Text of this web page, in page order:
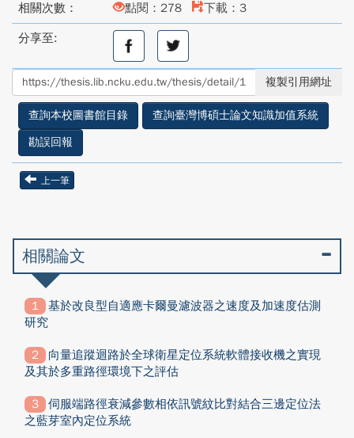
相關次數： 點閱：278 下載：3
分享至:
分
至
facebook
分
享
至
twitter
複製引用網址
查詢本校圖書館目錄
查詢臺灣博碩士論文知識加值系統
勘誤回報
上一筆
相關論文
基於改良型自適應卡爾曼濾波器之速度及加速度估測
研究
向量追蹤迴路於全球衛星定位系統軟體接收機之實現
及其於多重路徑環境下之評估
伺服端路徑衰減參數相依訊號紋比對結合三邊定位法
之藍芽室內定位系統